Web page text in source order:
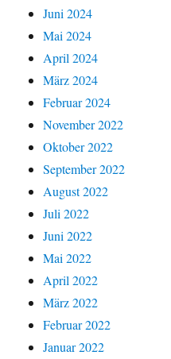
Juni 2024
Mai 2024
April 2024
März 2024
Februar 2024
November 2022
Oktober 2022
September 2022
August 2022
Juli 2022
Juni 2022
Mai 2022
April 2022
März 2022
Februar 2022
Januar 2022